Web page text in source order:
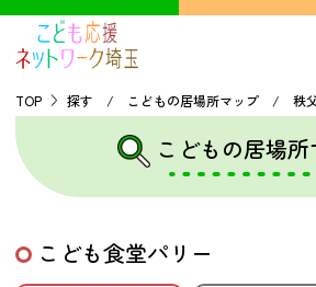
TOP
TOP 探す / こどもの居場所マップ / 秩
こどもの居場
こども食堂パリー